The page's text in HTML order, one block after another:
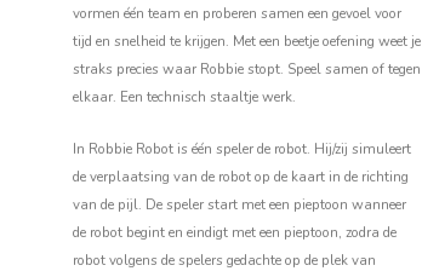
vormen één team en proberen samen een gevoel voor
tijd en snelheid te krijgen. Met een beetje oefening weet je
straks precies waar Robbie stopt. Speel samen of tegen
elkaar. Een technisch staaltje werk.
In Robbie Robot is één speler de robot. Hij/zij simuleert
de verplaatsing van de robot op de kaart in de richting
van de pijl. De speler start met een pieptoon wanneer
de robot begint en eindigt met een pieptoon, zodra de
robot volgens de spelers gedachte op de plek van